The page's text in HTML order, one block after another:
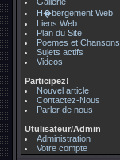
H�bergement Web
Liens Web
Plan du Site
Poemes et Chansons
Sujets actifs
Videos
Participez!
Nouvel article
Contactez-Nous
Parler de nous
Utulisateur/Admin
Administration
Votre compte